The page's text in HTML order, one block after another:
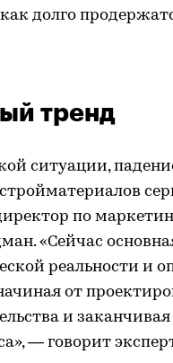
долго
тренд
ситуации,
по
«Сейчас
реальности и
от
и
— говорит